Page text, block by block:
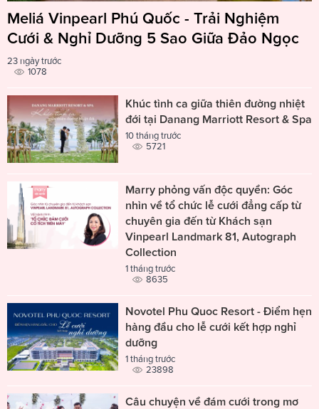
Meliá Vinpearl Phú Quốc - Trải Nghiệm
Cưới & Nghỉ Dưỡng 5 Sao Giữa Đảo Ngọc
23 ngày trước
1078
Khúc tình ca giữa thiên đường nhiệt
đới tại Danang Marriott Resort & Spa
10 tháng trước
5721
Marry phỏng vấn độc quyền: Góc
nhìn về tổ chức lễ cưới đẳng cấp từ
chuyên gia đến từ Khách sạn
Vinpearl Landmark 81, Autograph
Collection
1 tháng trước
8635
Novotel Phu Quoc Resort - Điểm hẹn
hàng đầu cho lễ cưới kết hợp nghỉ
dưỡng
1 tháng trước
23898
Câu chuyện về đám cưới trong mơ